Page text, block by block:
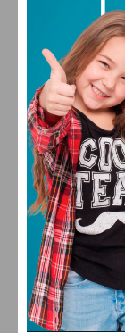
28°
SÁB
FERREIRA